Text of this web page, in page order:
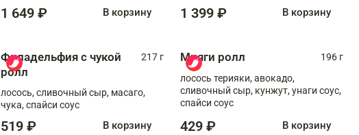
1 649 ₽ В корзину 1 399 ₽ В корзину
Филадельфия с чукой
ролл
217 г
лосось, сливочный сыр, масаго,
чука, спайси соус
519 ₽ В корзину
Мияги ролл
196 г
лосось терияки, авокадо,
сливочный сыр, кунжут, унаги соус,
спайси соус
429 ₽ В корзину